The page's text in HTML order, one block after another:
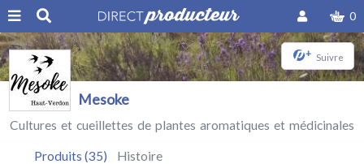
0
+ Suivre
Mesoke
Cultures et cueillettes de plantes aromatiques et médicinales
Produits (35) Histoire